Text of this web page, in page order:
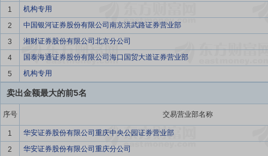
1
机构专用
2
中国银河证券股份有限公司南京洪武路证券营业部
3
湘财证券股份有限公司北京分公司
4
国泰海通证券股份有限公司海口国贸大道证券营业部
5
机构专用
卖出金额最大的前5名
序号 交易营业部名称
1
华安证券股份有限公司重庆中央公园证券营业部
2
华安证券股份有限公司重庆分公司